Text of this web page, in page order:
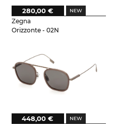
Zegna
Orizzonte - 02N
280,00 €
448,00 €